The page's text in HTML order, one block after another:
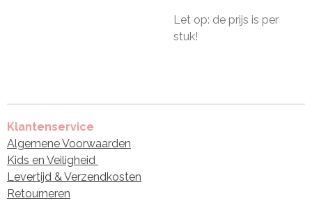
Let op: de prijs is per
stuk!
Klantenservice
Algemene Voorwaarden
Kids en Veiligheid
Levertijd & Verzendkosten
Retourneren